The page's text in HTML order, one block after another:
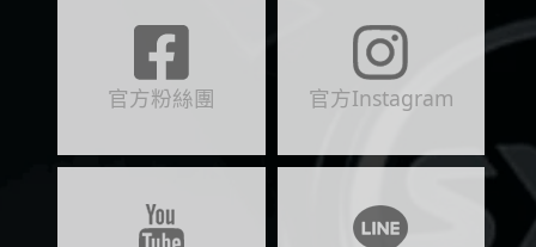
官方粉絲團 官方Instagram